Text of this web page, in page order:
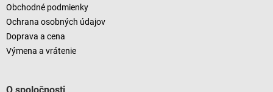
Obchodné podmienky
Ochrana osobných údajov
Doprava a cena
Výmena a vrátenie